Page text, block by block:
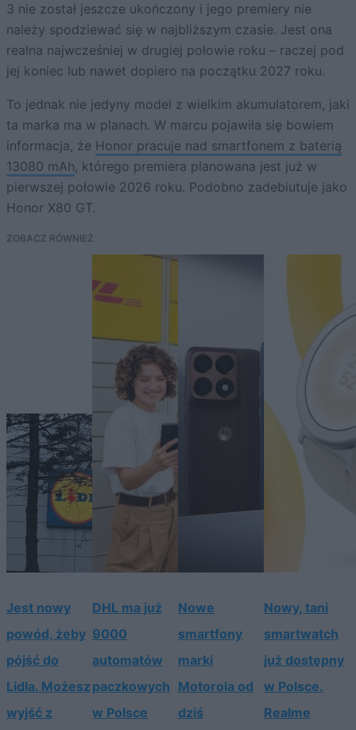
3 nie został jeszcze ukończony i jego premiery nie
należy spodziewać się w najbliższym czasie. Jest ona
realna najwcześniej w drugiej połowie roku – raczej pod
jej koniec lub nawet dopiero na początku 2027 roku.
To jednak nie jedyny model z wielkim akumulatorem, jaki
ta marka ma w planach. W marcu pojawiła się bowiem
informacja, że Honor pracuje nad smartfonem z baterią
13080 mAh, którego premiera planowana jest już w
pierwszej połowie 2026 roku. Podobno zadebiutuje jako
Honor X80 GT.
ZOBACZ RÓWNIEŻ
Jest nowy
powód, żeby
pójść do
Lidla. Możesz
wyjść z
DHL ma już
9000
automatów
paczkowych
w Polsce
Nowe
smartfony
marki
Motorola od
dziś
Nowy, tani
smartwatch
już dostępny
w Polsce.
Realme